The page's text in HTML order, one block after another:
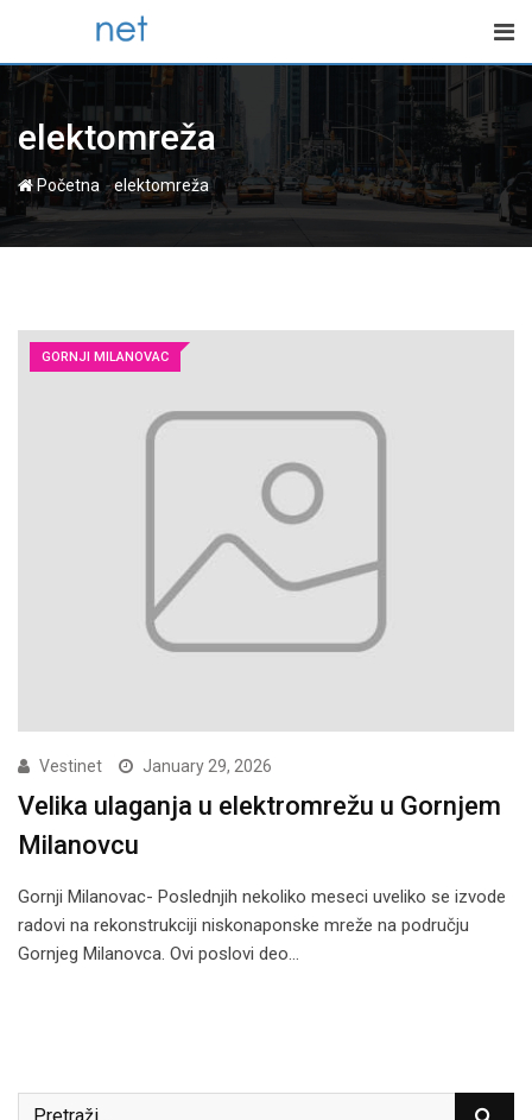
content
elektomreža
Početna -elektomreža
GORNJI MILANOVAC
Vestinet January 29, 2026
Velika ulaganja u elektromrežu u Gornjem
Milanovcu
Gornji Milanovac- Poslednjih nekoliko meseci uveliko se izvode
radovi na rekonstrukciji niskonaponske mreže na području
Gornjeg Milanovca. Ovi poslovi deo…